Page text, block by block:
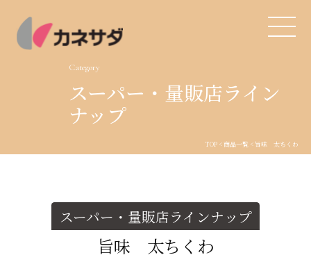
TOP
商品・開発
品質管理
Category
スーパー・量販店ライン
ナップ
TOP<商品一覧 < 旨味 太ちくわ
スーパー・量販店ラインナップ
旨味 太ちくわ